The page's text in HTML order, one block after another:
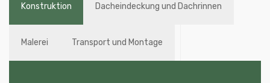
Konstruktion Dacheindeckung und Dachrinnen
Malerei Transport und Montage